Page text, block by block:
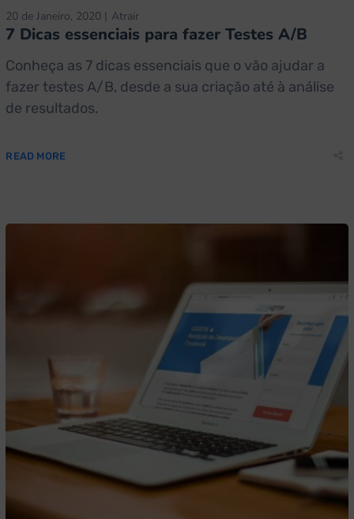
20 de Janeiro, 2020 Atrair
7 Dicas essenciais para fazer Testes A/B
Conheça as 7 dicas essenciais que o vão ajudar a
fazer testes A/B, desde a sua criação até à análise
de resultados.
READ MORE